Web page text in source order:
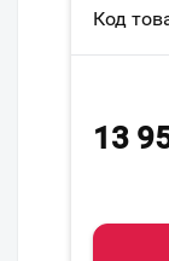
Код
13